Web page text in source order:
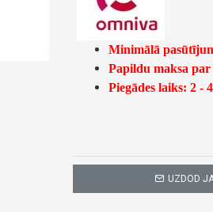
Minimālā
Papildu maksa
Piegādes laiks: 2 -
UZDOD